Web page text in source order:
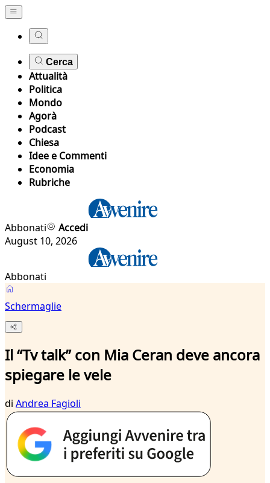
Cerca
Attualità
Politica
Mondo
Agorà
Podcast
Chiesa
Idee e Commenti
Economia
Rubriche
Abbonati
Accedi
August 10, 2026
Abbonati
Schermaglie
Il “Tv talk” con Mia Ceran deve ancora
spiegare le vele
di Andrea Fagioli